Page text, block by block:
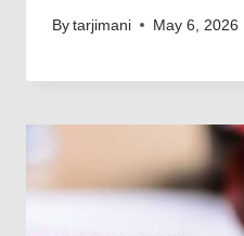
By tarjimani May 6, 2026